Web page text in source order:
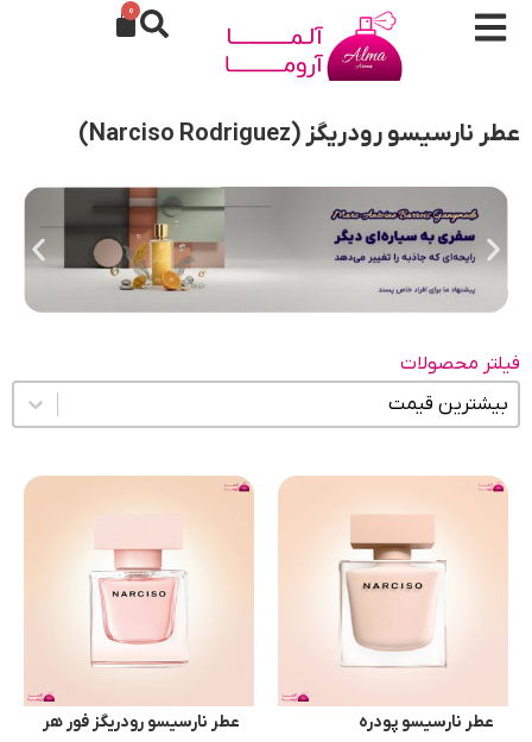
0
عطر نارسیسو رودریگز (Narciso Rodriguez)
فیلتر محصولات
مرتب سازی محتوا
عطر نارسیسو پودره
عطر نارسیسو رودریگز فور هر